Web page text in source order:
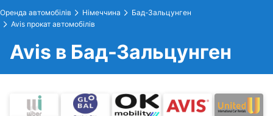
Оренда автомобілів Німеччина
Бад-Зальцунген
Avis прокат автомобілів
Avis в Бад-Зальцунген